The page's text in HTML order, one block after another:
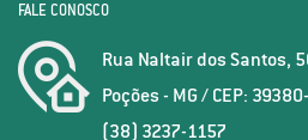
FALE CONOSCO
Rua Naltair dos Santos,
Poções - MG / CEP:
(38) 3237-1157